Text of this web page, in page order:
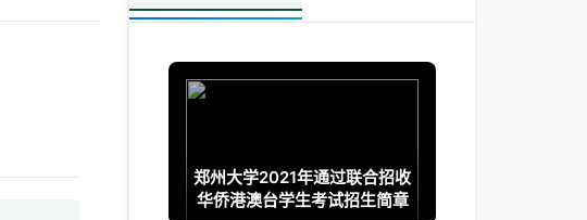
郑州大学2021年通过联合招收
华侨港澳台学生考试招生简章